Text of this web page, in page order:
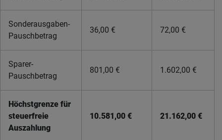
Sonderausgaben-
Pauschbetrag
36,00 € 72,00 €
Sparer-
Pauschbetrag
801,00 € 1.602,00 €
Höchstgrenze für
steuerfreie
Auszahlung
10.581,00 € 21.162,00 €